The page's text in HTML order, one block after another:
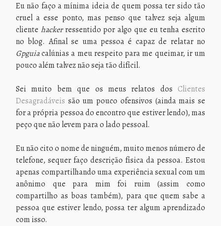
Eu não faço a mínima ideia de quem possa ter sido tão
cruel a esse ponto, mas penso que talvez seja algum
cliente hackerressentido por algo que eu tenha escrito
no blog. Afinal se uma pessoa é capaz de relatar no
Gpguiacalúnias a meu respeito para me queimar, ir um
pouco além talvez não seja tão difícil.
Sei muito bem que os meus relatos dos Clientes
Desagradáveis são um pouco ofensivos (ainda mais se
for a própria pessoa do encontro que estiver lendo), mas
peço que não levem para o lado pessoal.
Eu não cito o nome de ninguém, muito menos número de
telefone, sequer faço descrição física da pessoa. Estou
apenas compartilhando uma experiência sexual com um
anônimo que para mim foi ruim (assim como
compartilho as boas também), para que quem sabe a
pessoa que estiver lendo, possa ter algum aprendizado
com isso.